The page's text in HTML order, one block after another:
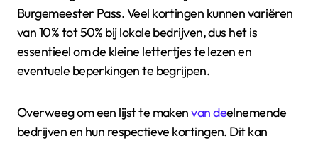
Burgemeester Pass. Veel kortingen kunnen variëren
van 10% tot 50% bij lokale bedrijven, dus het is
essentieel om de kleine lettertjes te lezen en
eventuele beperkingen te begrijpen.
Overweeg om een lijst te makenvan deelnemende
bedrijven en hun respectieve kortingen. Dit kan